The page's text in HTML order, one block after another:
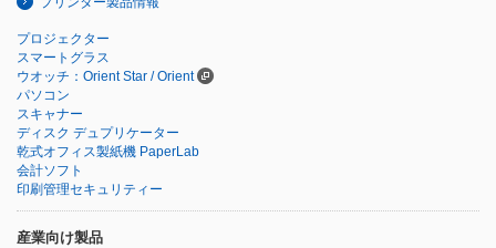
プロジェクター
スマートグラス
ウオッチ：Orient Star / Orient
パソコン
スキャナー
ディスク デュプリケーター
乾式オフィス製紙機 PaperLab
会計ソフト
印刷管理セキュリティー
産業向け製品